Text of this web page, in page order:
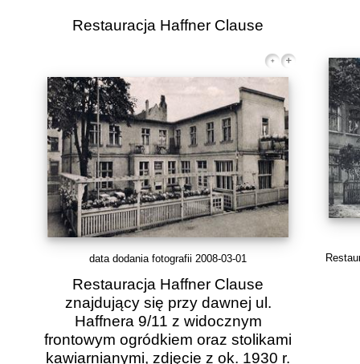
Restauracja Haffner Clause
data dodania fotografii 2008-03-01
Restauracja Haffner Clause
znajdujący się przy dawnej ul.
Haffnera 9/11 z widocznym
frontowym ogródkiem oraz stolikami
kawiarnianymi, zdjęcie z ok. 1930 r.